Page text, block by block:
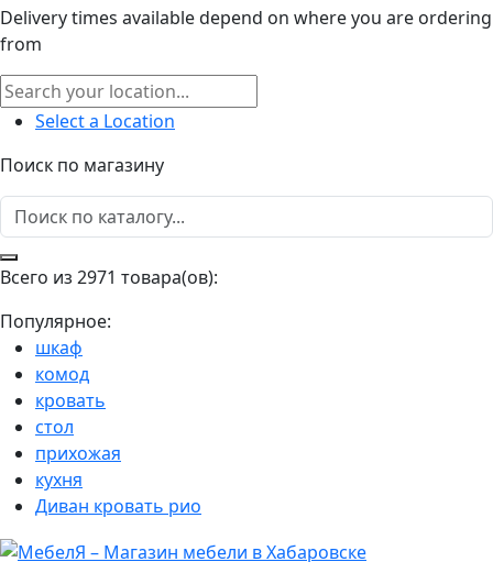
Delivery times available depend on where you are ordering
from
Select a Location
Поиск по магазину
Всего из 2971 товара(ов):
Популярное:
шкаф
комод
кровать
стол
прихожая
кухня
Диван кровать рио